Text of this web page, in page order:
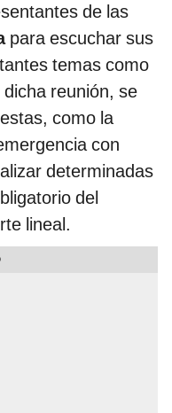
de las
para escuchar sus
temas como
reunión, se
como la
con
determinadas
del
lineal.